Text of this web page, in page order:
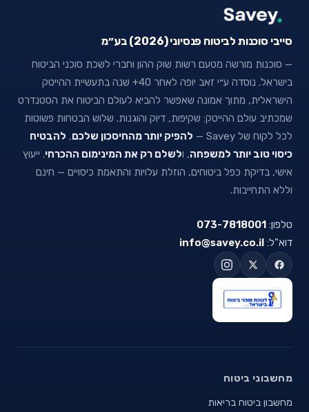
סייבי סוכנות לביטוח פנסיוני (2026) בע״מ
— סוכנות מורשה מטעם רשות שוק ההון וחברי לשכת סוכני הביטוח
בישראל. נוסדה ע״י זאב יופה לאחר 40+ שנה בתעשיית ההייטק
הישראלית, מתוך אמונה שאפשר להביא לעולם הביטוח את הסטנדרט
שמכתיב עולם ההייטק: שקיפות, דיוק והוגנות. שלוש הבטחות פשוטות
לכל לקוח של Savey —
להפיק יותר מהחיסכון שלכם, להבטיח
כיסוי טוב יותר למשפחה, ולשלם רק את המינימום ההכרחי. ייעוץ
אישי, בדיקת כפל ביטוחים, הוזלת עלויות והתאמת כיסויים — חינם
וללא התחייבות.
טלפון: 073-7818001
דוא"ל: info@savey.co.il
מחשבוני ביטוח
מחשבון ביטוח בריאות